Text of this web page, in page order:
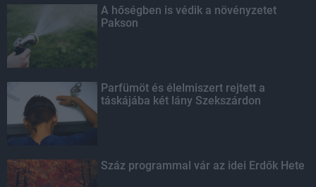
A hőségben is védik a növényzetet
Pakson
Parfümöt és élelmiszert rejtett a
táskájába két lány Szekszárdon
Száz programmal vár az idei Erdők Hete